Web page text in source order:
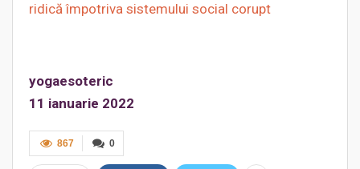
ridică împotriva sistemului social corupt
yogaesoteric
11 ianuarie 2022
0
867